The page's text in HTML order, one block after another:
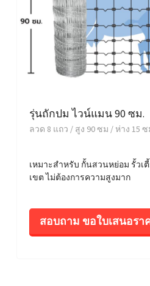
รุ่นถักปม ไวน์แมน 90 ซม.
ลวด 8 แถว / สูง 90 ซม / ห่าง 15
เหมาะสำหรับ กั้นสวนหย่อม รั้วเ
เขต ไม่ต้องการความสูงมาก
สอบถาม ขอใบเสนอรา